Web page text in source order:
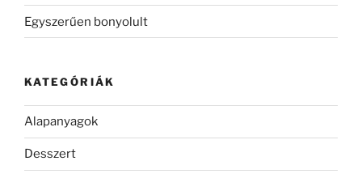
Egyszerűen bonyolult
KATEGÓRIÁK
Alapanyagok
Desszert